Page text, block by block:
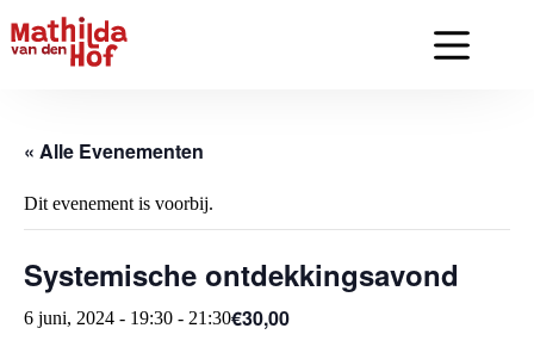
naar
de
« Alle Evenementen
Dit evenement is voorbij.
Systemische ontdekkingsavond
6 juni, 2024 - 19:30 - 21:30€30,00